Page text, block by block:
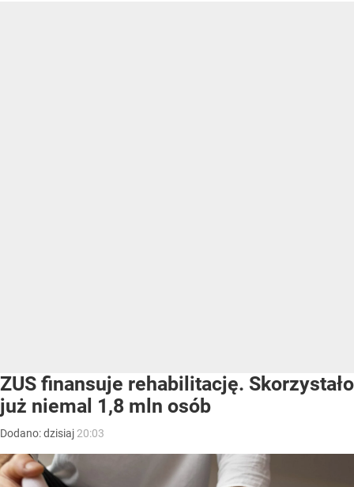
ZUS finansuje rehabilitację. Skorzystało
już niemal 1,8 mln osób
Dodano:dzisiaj 20:03